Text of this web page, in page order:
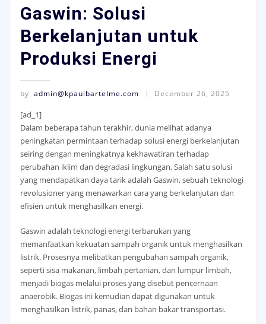
Gaswin: Solusi
Berkelanjutan untuk
Produksi Energi
by admin@kpaulbartelme.com December 26, 2025
[ad_1]
Dalam beberapa tahun terakhir, dunia melihat adanya
peningkatan permintaan terhadap solusi energi berkelanjutan
seiring dengan meningkatnya kekhawatiran terhadap
perubahan iklim dan degradasi lingkungan. Salah satu solusi
yang mendapatkan daya tarik adalah Gaswin, sebuah teknologi
revolusioner yang menawarkan cara yang berkelanjutan dan
efisien untuk menghasilkan energi.
Gaswin adalah teknologi energi terbarukan yang
memanfaatkan kekuatan sampah organik untuk menghasilkan
listrik. Prosesnya melibatkan pengubahan sampah organik,
seperti sisa makanan, limbah pertanian, dan lumpur limbah,
menjadi biogas melalui proses yang disebut pencernaan
anaerobik. Biogas ini kemudian dapat digunakan untuk
menghasilkan listrik, panas, dan bahan bakar transportasi.